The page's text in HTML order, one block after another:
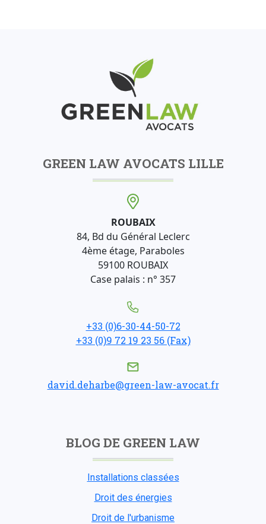
GREEN LAW AVOCATS LILLE
ROUBAIX
84, Bd du Général Leclerc
4ème étage, Paraboles
59100 ROUBAIX
Case palais : n° 357
+33 (0)6-30-44-50-72
+33 (0)9 72 19 23 56 (Fax)
david.deharbe@green-law-avocat.fr
BLOG DE GREEN LAW
Installations classées
Droit des énergies
Droit de l'urbanisme